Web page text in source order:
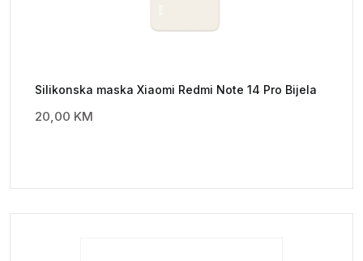
Silikonska maska Xiaomi Redmi Note 14 Pro Bijela
20,00 KM